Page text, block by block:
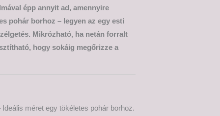
épp annyit ad, amennyire
pohár borhoz – legyen az egy esti
Mikrózható, ha netán forralt
hogy sokáig megőrizze a
méret egy tökéletes pohár borhoz.